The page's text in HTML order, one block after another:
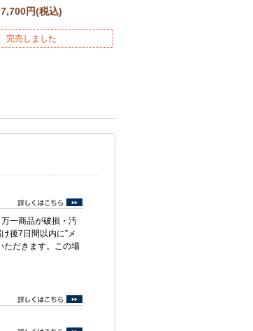
7,700円(税込)
完売しました
一商品が破損・汚
後7日間以内に”メ
ただきます。この場